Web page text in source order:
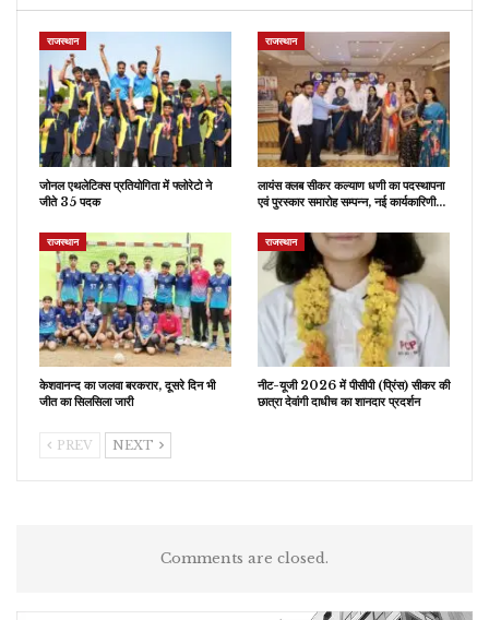
राजस्थान
जोनल एथलेटिक्स प्रतियोगिता में फ्लोरेटो ने
जीते 35 पदक
राजस्थान
लायंस क्लब सीकर कल्याण धणी का पदस्थापना
एवं पुरस्कार समारोह सम्पन्न, नई कार्यकारिणी…
राजस्थान
केशवानन्द का जलवा बरकरार, दूसरे दिन भी
जीत का सिलसिला जारी
राजस्थान
नीट-यूजी 2026 में पीसीपी (प्रिंस) सीकर की
छात्रा देवांगी दाधीच का शानदार प्रदर्शन
PREV NEXT
Comments are closed.